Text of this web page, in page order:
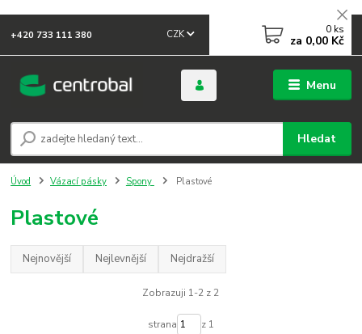
Menu
CZK
Hledat
+420 733 111 380 0 ks
za 0,00 Kč
Úvod Vázací pásky Spony Plastové
Plastové
Nejnovější Nejlevnější Nejdražší
Zobrazuji 1-2 z 2
strana z 1